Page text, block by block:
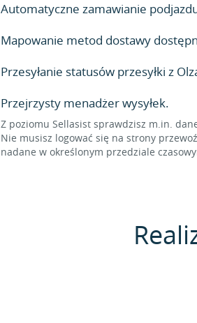
Automatyczne zamawianie
Mapowanie metod dostawy
Przesyłanie statusów przesyłki z
Przejrzysty menadżer wysyłek.
Z poziomu Sellasist sprawdzisz m.in.
Nie musisz logować się na strony
nadane w określonym przedziale